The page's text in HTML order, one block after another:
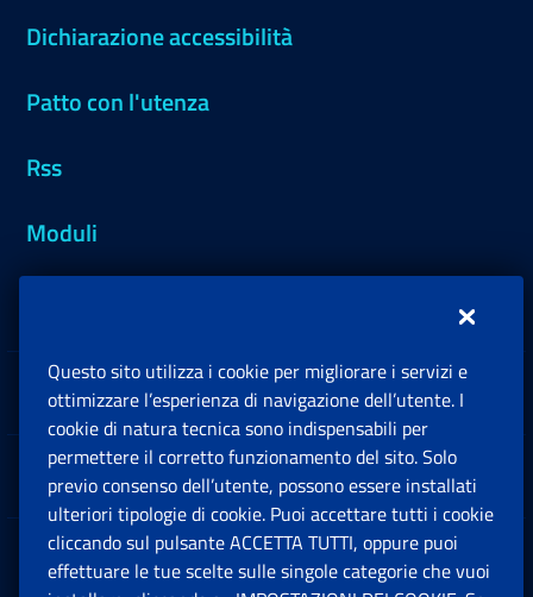
Dichiarazione accessibilità
Patto con l'utenza
Rss
Moduli
Sedi e Contatti
Software
Note Legali
Questo sito utilizza i cookie per migliorare i servizi e
ottimizzare l’esperienza di navigazione dell’utente. I
cookie di natura tecnica sono indispensabili per
permettere il corretto funzionamento del sito. Solo
previo consenso dell’utente, possono essere installati
ulteriori tipologie di cookie. Puoi accettare tutti i cookie
cliccando sul pulsante ACCETTA TUTTI, oppure puoi
effettuare le tue scelte sulle singole categorie che vuoi